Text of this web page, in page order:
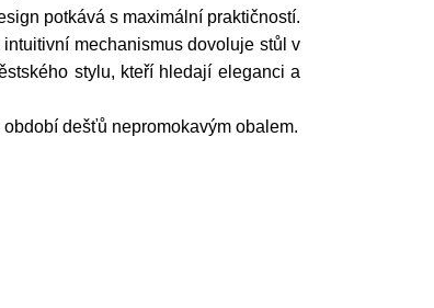
potkává s maximální praktičností.
mechanismus dovoluje stůl v
stylu, kteří hledají eleganci a
dešťů nepromokavým obalem.